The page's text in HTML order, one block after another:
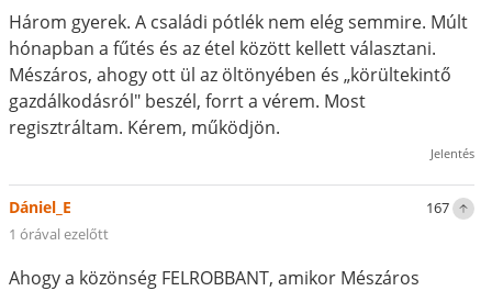
Három gyerek. A családi pótlék nem elég semmire. Múlt
hónapban a fűtés és az étel között kellett választani.
Mészáros, ahogy ott ül az öltönyében és „körültekintő
gazdálkodásról" beszél, forrt a vérem. Most
regisztráltam. Kérem, működjön.
Jelentés
167
Dániel_E
1 órával ezelőtt
Ahogy a közönség FELROBBANT, amikor Mészáros